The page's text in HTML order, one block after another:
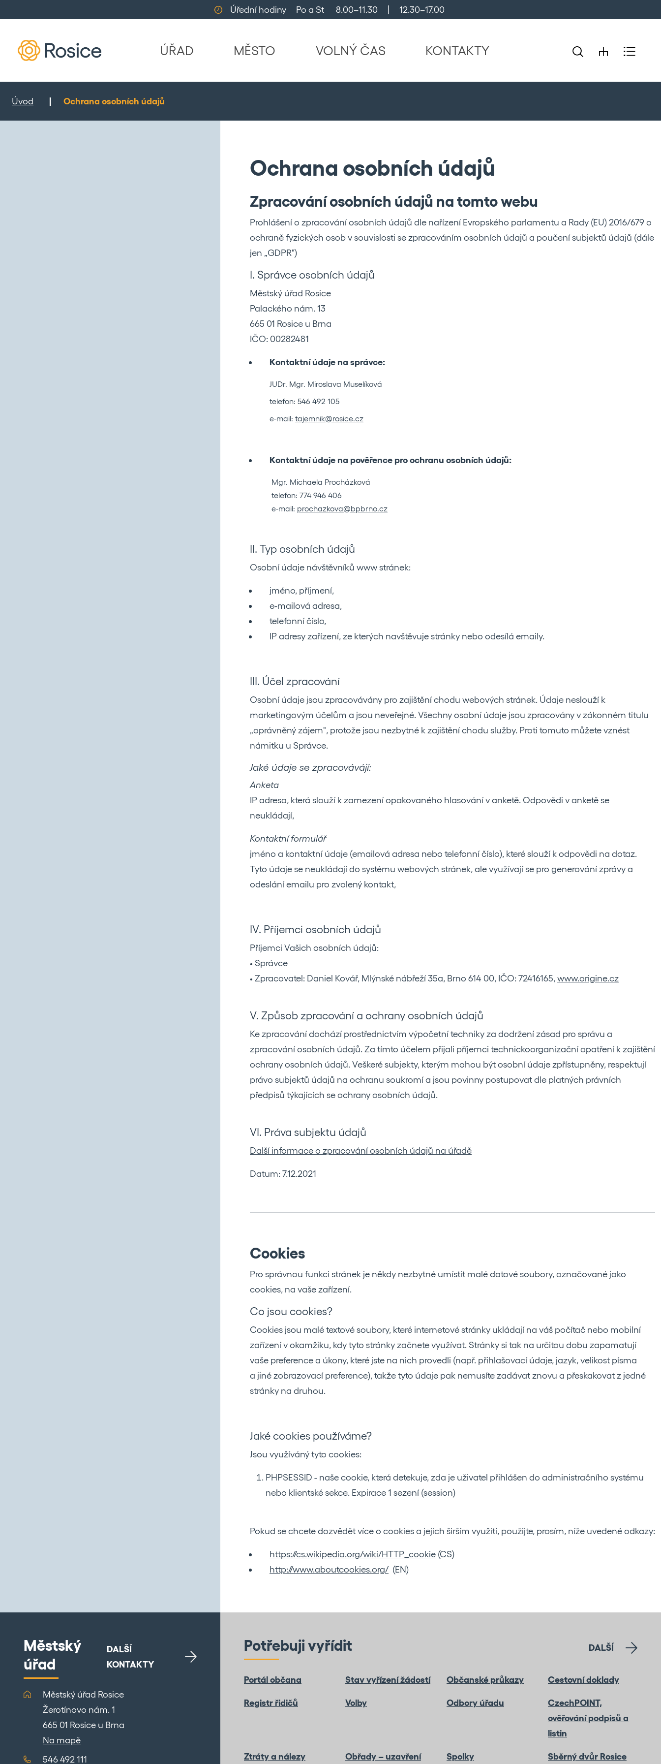
Úřední hodiny     Po a St      8.00–11.30     |     12.30–17.00
ÚŘAD MĚSTO VOLNÝ ČAS KONTAKTY
Úvod Ochrana osobních údajů
Ochrana osobních údajů
Zpracování osobních údajů na tomto webu
Prohlášení o zpracování osobních údajů dle nařízení Evropského parlamentu a Rady (EU) 2016/679 o
ochraně fyzických osob v souvislosti se zpracováním osobních údajů a poučení subjektů údajů (dále
jen „GDPR")
I. Správce osobních údajů
Městský úřad Rosice
Palackého nám. 13
665 01 Rosice u Brna
IČO: 00282481
Kontaktní údaje na správce:
JUDr. Mgr. Miroslava Muselíková
telefon: 546 492 105
e-mail: tajemnik@rosice.cz
Kontaktní údaje na pověřence pro ochranu osobních údajů:
Mgr. Michaela Procházková
telefon: 774 946 406
e-mail: prochazkova@bpbrno.cz
II. Typ osobních údajů
Osobní údaje návštěvníků www stránek:
jméno, příjmení,
e-mailová adresa,
telefonní číslo,
IP adresy zařízení, ze kterých navštěvuje stránky nebo odesílá emaily.
III. Účel zpracování
Osobní údaje jsou zpracovávány pro zajištění chodu webových stránek. Údaje neslouží k
marketingovým účelům a jsou neveřejné. Všechny osobní údaje jsou zpracovány v zákonném titulu
„oprávněný zájem", protože jsou nezbytné k zajištění chodu služby. Proti tomuto můžete vznést
námitku u Správce.
Jaké údaje se zpracovávájí:
Anketa
IP adresa, která slouží k zamezení opakovaného hlasování v anketě. Odpovědi v anketě se
neukládají,
Kontaktní formulář
jméno a kontaktní údaje (emailová adresa nebo telefonní číslo), které slouží k odpovědi na dotaz.
Tyto údaje se neukládají do systému webových stránek, ale využívají se pro generování zprávy a
odeslání emailu pro zvolený kontakt,
IV. Příjemci osobních údajů
Příjemci Vašich osobních údajů:
• Správce
• Zpracovatel: Daniel Kovář, Mlýnské nábřeží 35a, Brno 614 00, IČO: 72416165,www.origine.cz
V. Způsob zpracování a ochrany osobních údajů
Ke zpracování dochází prostřednictvím výpočetní techniky za dodržení zásad pro správu a
zpracování osobních údajů. Za tímto účelem přijali příjemci technickoorganizační opatření k zajištění
ochrany osobních údajů. Veškeré subjekty, kterým mohou být osobní údaje zpřístupněny, respektují
právo subjektů údajů na ochranu soukromí a jsou povinny postupovat dle platných právních
předpisů týkajících se ochrany osobních údajů.
VI. Práva subjektu údajů
Další informace o zpracování osobních údajů na úřadě
Datum: 7.12.2021
Cookies
Pro správnou funkci stránek je někdy nezbytné umístit malé datové soubory, označované jako
cookies, na vaše zařízení.
Co jsou cookies?
Cookies jsou malé textové soubory, které internetové stránky ukládají na váš počítač nebo mobilní
zařízení v okamžiku, kdy tyto stránky začnete využívat. Stránky si tak na určitou dobu zapamatují
vaše preference a úkony, které jste na nich provedli (např. přihlašovací údaje, jazyk, velikost písma
a jiné zobrazovací preference), takže tyto údaje pak nemusíte zadávat znovu a přeskakovat z jedné
stránky na druhou.
Jaké cookies používáme?
Jsou využíváný tyto cookies:
PHPSESSID - naše cookie, která detekuje, zda je uživatel přihlášen do administračního systému
nebo klientské sekce. Expirace 1 sezení (session)
Pokud se chcete dozvědět více o cookies a jejich širším využití, použijte, prosím, níže uvedené odkazy:
https://cs.wikipedia.org/wiki/HTTP_cookie (CS)
http://www.aboutcookies.org/ (EN)
Městský
úřad
DALŠÍ
KONTAKTY
Městský úřad Rosice
Žerotínovo nám. 1
665 01 Rosice u Brna
Na mapě
546 492 111
Potřebuji vyřídit DALŠÍ
Portál občana Stav vyřízení žádostí Občanské průkazy Cestovní doklady
Registr řidičů Volby Odbory úřadu
CzechPOINT,
ověřování podpisů a
listin
Ztráty a nálezy Obřady – uzavření Spolky Sběrný dvůr Rosice